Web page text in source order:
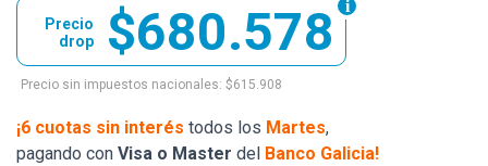
$680.578
Precio
drop
Precio sin impuestos nacionales: $615.908
¡6 cuotas sin interés todos los Martes,
pagando con Visa o Master del Banco Galicia!